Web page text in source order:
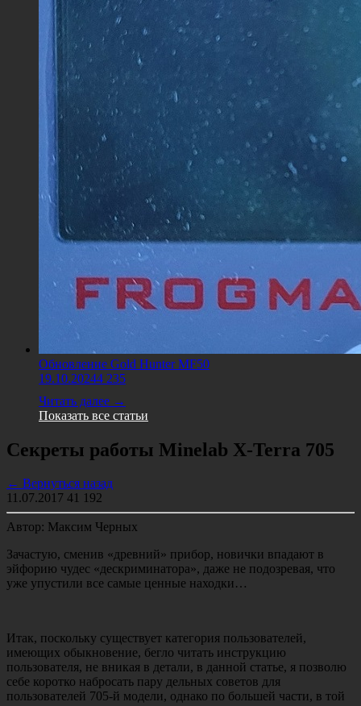
Обновление Gold Hunter MF50
19.10.20244 235
Читать далее →
Показать все статьи
Секреты работы Minelab X-Terra 705
← Вернуться назад
11.07.2017 41 192
Автор: Максим Черных
Зачастую, сменив «древний» прибор, новички впадают в
эйфорию чудес «дескриминатора», даже не подозревая, что
уже упустили все самые ценные находки…
Итак, поскольку существует категория пользователей,
имеющих обыкновение, бегло читать инструкцию
пользователя, не вникая в детали, в данной статье, я позволю
себе коротко набросать пару дельных советов для
пользователей 705-й модели, однако по большей части, в той